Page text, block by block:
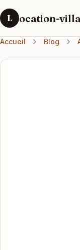
L ocation-
Accueil Blog